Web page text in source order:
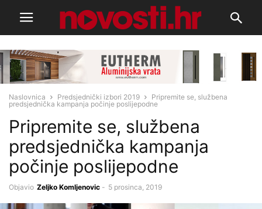
Naslovnica Predsjednički izbori 2019
Pripremite se, službena
predsjednička kampanja počinje poslijepodne
Pripremite se, službena
predsjednička kampanja
počinje poslijepodne
Objavio Zeljko Komljenovic - 5 prosinca, 2019